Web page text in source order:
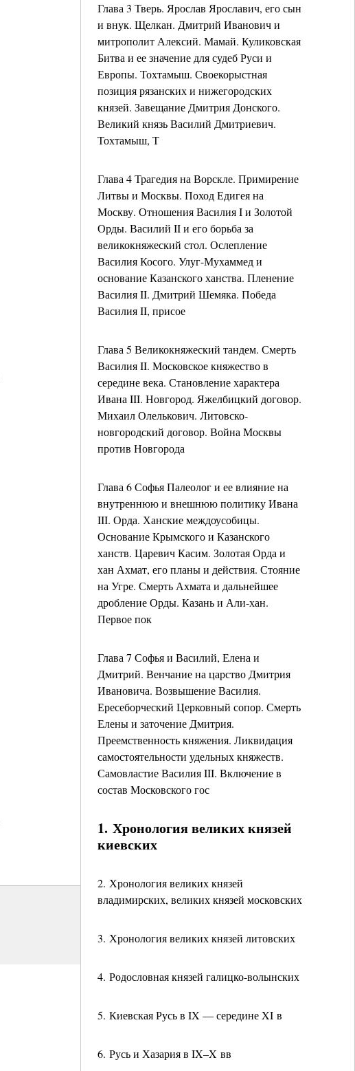
Глава 3 Тверь. Ярослав Ярославич, его сын
и внук. Щелкан. Дмитрий Иванович и
митрополит Алексий. Мамай. Куликовская
Битва и ее значение для судеб Руси и
Европы. Тохтамыш. Своекорыстная
позиция рязанских и нижегородских
князей. Завещание Дмитрия Донского.
Великий князь Василий Дмитриевич.
Тохтамыш, Т
Глава 4 Трагедия на Ворскле. Примирение
Литвы и Москвы. Поход Едигея на
Москву. Отношения Василия I и Золотой
Орды. Василий II и его борьба за
великокняжеский стол. Ослепление
Василия Косого. Улуг-Мухаммед и
основание Казанского ханства. Пленение
Василия II. Дмитрий Шемяка. Победа
Василия II, присое
Глава 5 Великокняжеский тандем. Смерть
Василия II. Московское княжество в
середине века. Становление характера
Ивана III. Новгород. Яжелбицкий договор.
Михаил Олелькович. Литовско-
новгородский договор. Война Москвы
против Новгорода
Глава 6 Софья Палеолог и ее влияние на
внутреннюю и внешнюю политику Ивана
III. Орда. Ханские междоусобицы.
Основание Крымского и Казанского
ханств. Царевич Касим. Золотая Орда и
хан Ахмат, его планы и действия. Стояние
на Угре. Смерть Ахмата и дальнейшее
дробление Орды. Казань и Али-хан.
Первое пок
Глава 7 Софья и Василий, Елена и
Дмитрий. Венчание на царство Дмитрия
Ивановича. Возвышение Василия.
Ересеборческий Церковный сопор. Смерть
Елены и заточение Дмитрия.
Преемственность княжения. Ликвидация
самостоятельности удельных княжеств.
Самовластие Василия III. Включение в
состав Московского гос
1. Хронология великих князей
киевских
2. Хронология великих князей
владимирских, великих князей московских
3. Хронология великих князей литовских
4. Родословная князей галицко-волынских
5. Киевская Русь в IX — середине XI в
6. Русь и Хазария в IX–X вв